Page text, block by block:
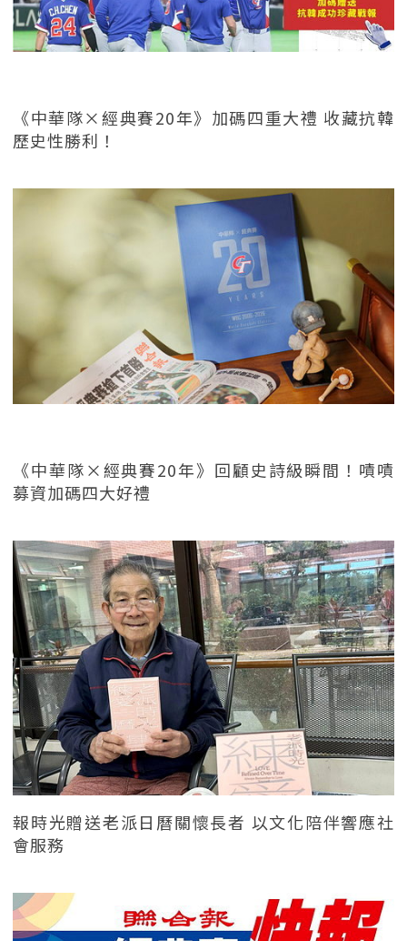
《中華隊×經典賽20年》加碼四重大禮 收藏抗韓
歷史性勝利！
《中華隊×經典賽20年》回顧史詩級瞬間！嘖嘖
募資加碼四大好禮
報時光贈送老派日曆關懷長者 以文化陪伴響應社
會服務